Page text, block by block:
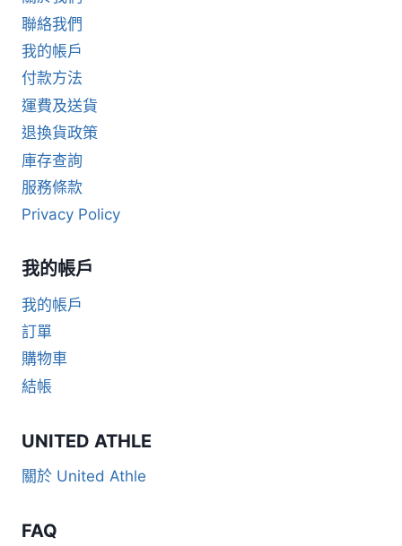
聯絡我們
我的帳戶
付款方法
運費及送貨
退換貨政策
庫存查詢
服務條款
Privacy Policy
我的帳戶
我的帳戶
訂單
購物車
結帳
UNITED ATHLE
關於 United Athle
FAQ